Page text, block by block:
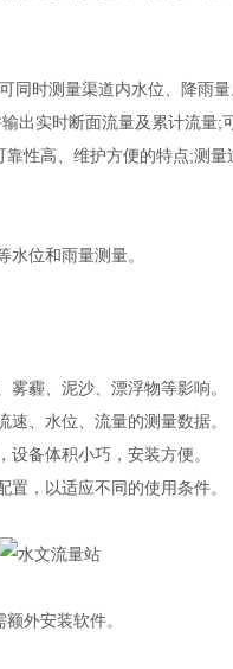
时测量渠道内水位、降雨量
出实时断面流量及累计流量
性高、维护方便的特点;测
位和雨量测量。
霾、泥沙、漂浮物等影响。
、水位、流量的测量数据。
备体积小巧，安装方便。
，以适应不同的使用条件。
外安装软件。